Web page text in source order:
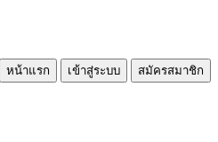
หน้าแรก เข้าสู่ระบบ
สมัครสมาชิก